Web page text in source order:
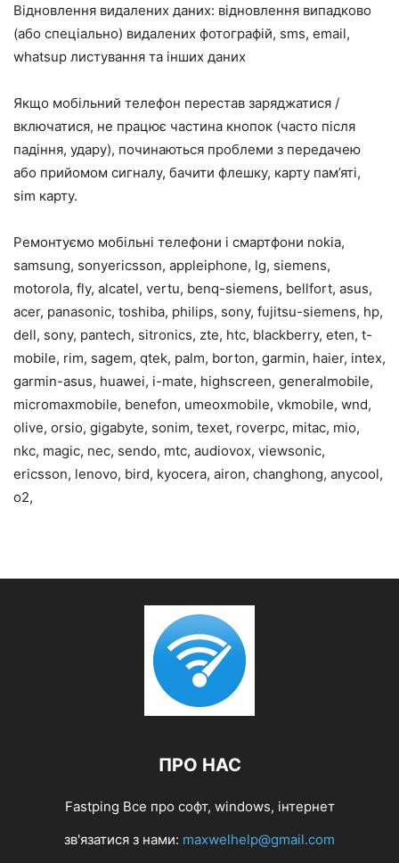
Відновлення видалених даних: відновлення випадково
(або спеціально) видалених фотографій, sms, email,
whatsup листування та інших даних
Якщо мобільний телефон перестав заряджатися /
включатися, не працює частина кнопок (часто після
падіння, удару), починаються проблеми з передачею
або прийомом сигналу, бачити флешку, карту пам’яті,
sim карту.
Ремонтуємо мобільні телефони і смартфони nokia,
samsung, sonyericsson, appleiphone, lg, siemens,
motorola, fly, alcatel, vertu, benq-siemens, bellfort, asus,
acer, panasonic, toshiba, philips, sony, fujitsu-siemens, hp,
dell, sony, pantech, sitronics, zte, htc, blackberry, eten, t-
mobile, rim, sagem, qtek, palm, borton, garmin, haier, іntex,
garmin-asus, huawei, i-mate, highscreen, generalmobile,
micromaxmobile, benefon, umeoxmobile, vkmobile, wnd,
olive, orsio, gigabyte, sonim, texet, roverpc, mitac, mio,
nkc, magic, nec, sendo, mtc, audiovox, viewsonic,
ericsson, lenovo, bird, kyocera, airon, changhong, anycool,
o2,
ПРО НАС
Fastping Все про софт, windows, інтернет
зв'язатися з нами: maxwelhelp@gmail.com